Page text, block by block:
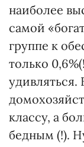
наиболее
самой
группе к
только
удивляться.
классу, а
бедным (!).